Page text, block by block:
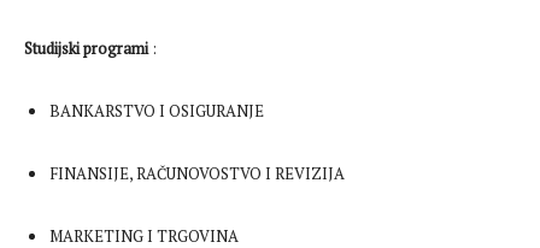
Studijski programi:
BANKARSTVO I OSIGURANJE
FINANSIJE, RAČUNOVOSTVO I REVIZIJA
MARKETING I TRGOVINA